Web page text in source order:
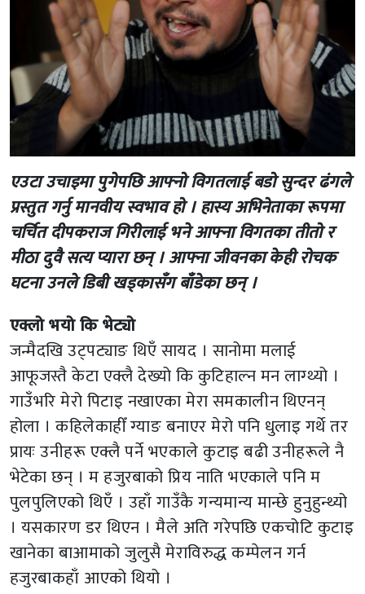
एउटा उचाइमा पुगेपछि आफ्नो विगतलाई बडो सुन्दर ढंगले
प्रस्तुत गर्नु मानवीय स्वभाव हो । हास्य अभिनेताका रूपमा
चर्चित दीपकराज गिरीलाई भने आफ्ना विगतका तीतो र
मीठा दुवै सत्य प्यारा छन् । आफ्ना जीवनका केही रोचक
घटना उनले डिबी खड्कासँग बाँडेका छन् ।
एक्लो भयो कि भेट्यो
जन्मैदखि उट्पट्याङ थिएँ सायद । सानोमा मलाई
आफूजस्तै केटा एक्लै देख्यो कि कुटिहाल्न मन लाग्थ्यो ।
गाउँभरि मेरो पिटाइ नखाएका मेरा समकालीन थिएनन्
होला । कहिलेकाहीँ ग्याङ बनाएर मेरो पनि धुलाइ गर्थे तर
प्रायः उनीहरू एक्लै पर्ने भएकाले कुटाइ बढी उनीहरूले नै
भेटेका छन् । म हजुरबाको प्रिय नाति भएकाले पनि म
पुलपुलिएको थिएँ । उहाँ गाउँकै गन्यमान्य मान्छे हुनुहुन्थ्यो
। यसकारण डर थिएन । मैले अति गरेपछि एकचोटि कुटाइ
खानेका बाआमाको जुलुसै मेराविरुद्ध कम्पेलन गर्न
हजुरबाकहाँ आएको थियो ।